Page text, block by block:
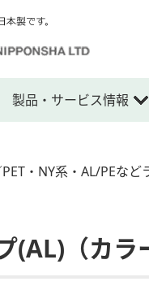
製品・サービス情報
・NY系・AL/PEな
(AL)（カ